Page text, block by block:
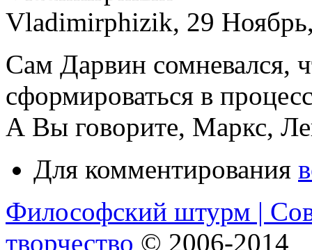
Vladimirphizik, 29
Сам Дарвин сомневался,
сформироваться в
А Вы говорите, Маркс,
Для комментирования
Философский штурм |
творчество © 2006-2014